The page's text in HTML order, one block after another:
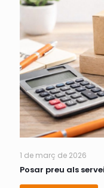
1 de març de 2026
Posar preu als